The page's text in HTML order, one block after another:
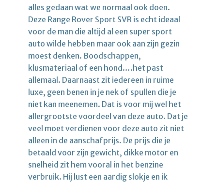
alles gedaan wat we normaal ook doen.
Deze Range Rover Sport SVR is echt ideaal
voor de man die altijd al een super sport
auto wilde hebben maar ook aan zijn gezin
moest denken. Boodschappen,
klusmateriaal of een hond….het past
allemaal. Daarnaast zit iedereen in ruime
luxe, geen benen in je nek of spullen die je
niet kan meenemen. Dat is voor mij wel het
allergrootste voordeel van deze auto. Dat je
veel moet verdienen voor deze auto zit niet
alleen in de aanschafprijs. De prijs die je
betaald voor zijn gewicht, dikke motor en
snelheid zit hem vooral in het benzine
verbruik. Hij lust een aardig slokje en ik